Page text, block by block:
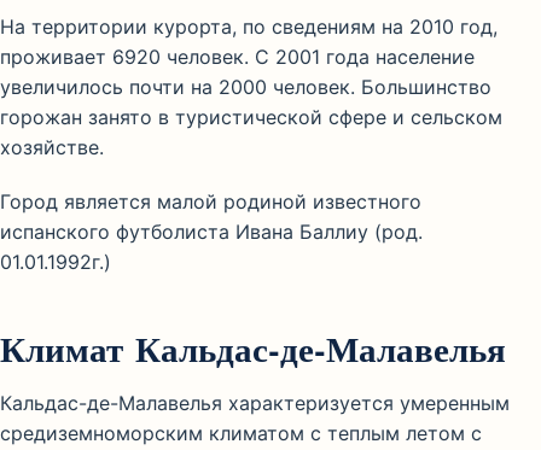
На территории курорта, по сведениям на 2010 год,
проживает 6920 человек. С 2001 года население
увеличилось почти на 2000 человек. Большинство
горожан занято в туристической сфере и сельском
хозяйстве.
Город является малой родиной известного
испанского футболиста Ивана Баллиу (род.
01.01.1992г.)
Климат Кальдас-де-Малавелья
Кальдас-де-Малавелья характеризуется умеренным
средиземноморским климатом с теплым летом с